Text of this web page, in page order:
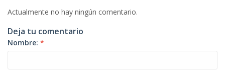
Actualmente no hay ningún comentario.
Deja tu comentario
Nombre: *